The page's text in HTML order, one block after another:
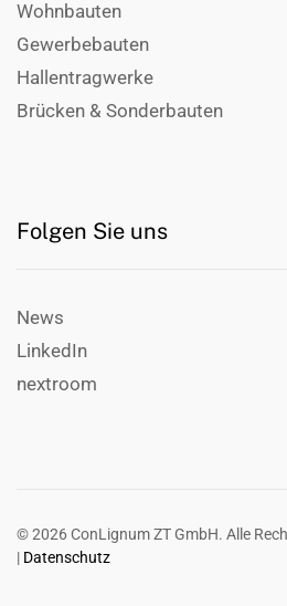
Wohnbauten
Gewerbebauten
Hallentragwerke
Brücken & Sonderbauten
Folgen Sie uns
News
LinkedIn
nextroom
©2026ConLignum ZT GmbH. Alle
| Datenschutz